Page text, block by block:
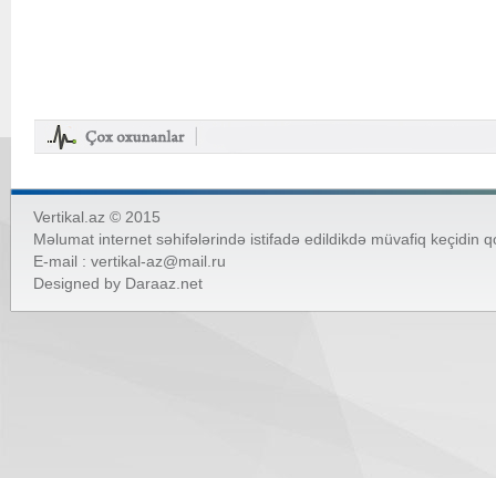
Vertikal.az © 2015
Məlumat internet səhifələrində istifadə edildikdə müvafiq keçidin
E-mail : vertikal-az@mail.ru
Designed by Daraaz.net